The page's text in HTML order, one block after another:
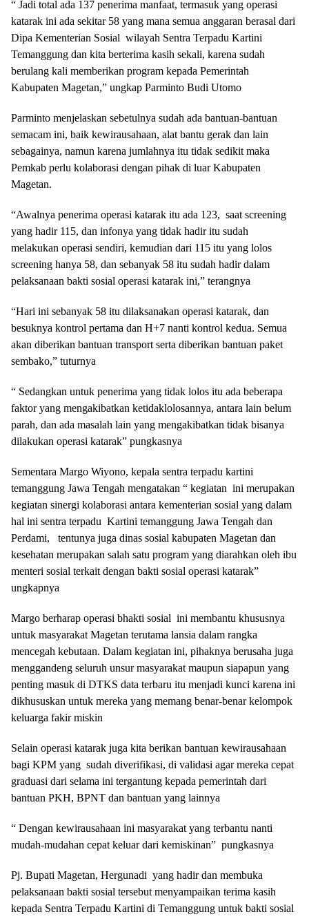
“ Jadi total ada 137 penerima manfaat, termasuk yang operasi
katarak ini ada sekitar 58 yang mana semua anggaran berasal dari
Dipa Kementerian Sosial wilayah Sentra Terpadu Kartini
Temanggung dan kita berterima kasih sekali, karena sudah
berulang kali memberikan program kepada Pemerintah
Kabupaten Magetan,” ungkap Parminto Budi Utomo
Parminto menjelaskan sebetulnya sudah ada bantuan-bantuan
semacam ini, baik kewirausahaan, alat bantu gerak dan lain
sebagainya, namun karena jumlahnya itu tidak sedikit maka
Pemkab perlu kolaborasi dengan pihak di luar Kabupaten
Magetan.
“Awalnya penerima operasi katarak itu ada 123, saat screening
yang hadir 115, dan infonya yang tidak hadir itu sudah
melakukan operasi sendiri, kemudian dari 115 itu yang lolos
screening hanya 58, dan sebanyak 58 itu sudah hadir dalam
pelaksanaan bakti sosial operasi katarak ini,” terangnya
“Hari ini sebanyak 58 itu dilaksanakan operasi katarak, dan
besuknya kontrol pertama dan H+7 nanti kontrol kedua. Semua
akan diberikan bantuan transport serta diberikan bantuan paket
sembako,” tuturnya
“ Sedangkan untuk penerima yang tidak lolos itu ada beberapa
faktor yang mengakibatkan ketidaklolosannya, antara lain belum
parah, dan ada masalah lain yang mengakibatkan tidak bisanya
dilakukan operasi katarak” pungkasnya
Sementara Margo Wiyono, kepala sentra terpadu kartini
temanggung Jawa Tengah mengatakan “ kegiatan ini merupakan
kegiatan sinergi kolaborasi antara kementerian sosial yang dalam
hal ini sentra terpadu Kartini temanggung Jawa Tengah dan
Perdami, tentunya juga dinas sosial kabupaten Magetan dan
kesehatan merupakan salah satu program yang diarahkan oleh ibu
menteri sosial terkait dengan bakti sosial operasi katarak”
ungkapnya
Margo berharap operasi bhakti sosial ini membantu khususnya
untuk masyarakat Magetan terutama lansia dalam rangka
mencegah kebutaan. Dalam kegiatan ini, pihaknya berusaha juga
menggandeng seluruh unsur masyarakat maupun siapapun yang
penting masuk di DTKS data terbaru itu menjadi kunci karena ini
dikhususkan untuk mereka yang memang benar-benar kelompok
keluarga fakir miskin
Selain operasi katarak juga kita berikan bantuan kewirausahaan
bagi KPM yang sudah diverifikasi, di validasi agar mereka cepat
graduasi dari selama ini tergantung kepada pemerintah dari
bantuan PKH, BPNT dan bantuan yang lainnya
“ Dengan kewirausahaan ini masyarakat yang terbantu nanti
mudah-mudahan cepat keluar dari kemiskinan” pungkasnya
Pj. Bupati Magetan, Hergunadi yang hadir dan membuka
pelaksanaan bakti sosial tersebut menyampaikan terima kasih
kepada Sentra Terpadu Kartini di Temanggung untuk bakti sosial